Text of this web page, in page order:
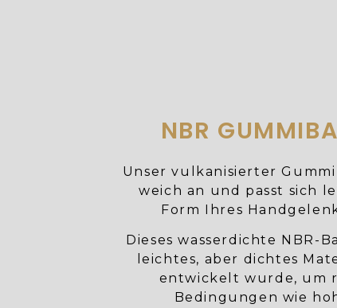
NBR
Unser vulkanisierter
weich an und passt sich
Form Ihres
Dieses wasserdichte NBR-
leichtes, aber dichtes
entwickelt wurde, um
Bedingungen wie